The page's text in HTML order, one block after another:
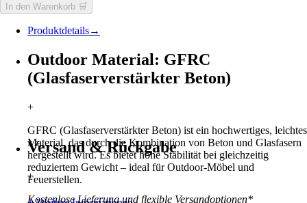
In den Warenkorb 🛒
Produktdetails→
Outdoor Material: GFRC
(Glasfaserverstärkter Beton)
+
GFRC (Glasfaserverstärkter Beton) ist ein hochwertiges, leichtes
Material, das durch die Kombination von Beton und Glasfasern
hergestellt wird. Es bietet hohe Stabilität bei gleichzeitig
reduziertem Gewicht – ideal für Outdoor-Möbel und
Feuerstellen.
Versand & Rückgabe
+
Kostenlose Lieferung und flexible Versandoptionen*